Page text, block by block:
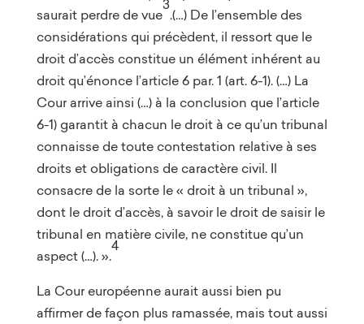
saurait perdre de vue
3
.(…) De l’ensemble des
considérations qui précèdent, il ressort que le
droit d’accès constitue un élément inhérent au
droit qu’énonce l’article 6 par. 1 (art. 6-1). (…) La
Cour arrive ainsi (…) à la conclusion que l’article
6-1) garantit à chacun le droit à ce qu’un tribunal
connaisse de toute contestation relative à ses
droits et obligations de caractère civil. Il
consacre de la sorte le « droit à un tribunal »,
dont le droit d’accès, à savoir le droit de saisir le
tribunal en matière civile, ne constitue qu’un
aspect (…). ».
4
La Cour européenne aurait aussi bien pu
affirmer de façon plus ramassée, mais tout aussi